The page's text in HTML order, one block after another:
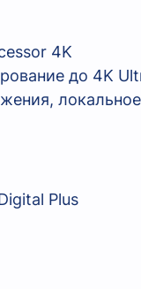
4K
до 4K
Plus